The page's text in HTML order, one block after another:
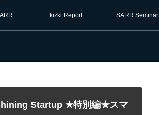
kizki Report SARR Seminar
Startup ★特別編★スマ